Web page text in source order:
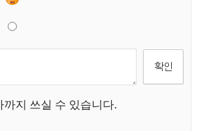
지 쓰실 수 있습니다.